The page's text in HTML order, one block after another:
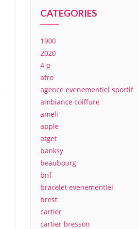
CATEGORIES
1900
2020
4 p
afro
agence evenementiel sportif
ambiance coiffure
ameli
apple
atget
banksy
beaubourg
bnf
bracelet evenementiel
brest
cartier
cartier bresson